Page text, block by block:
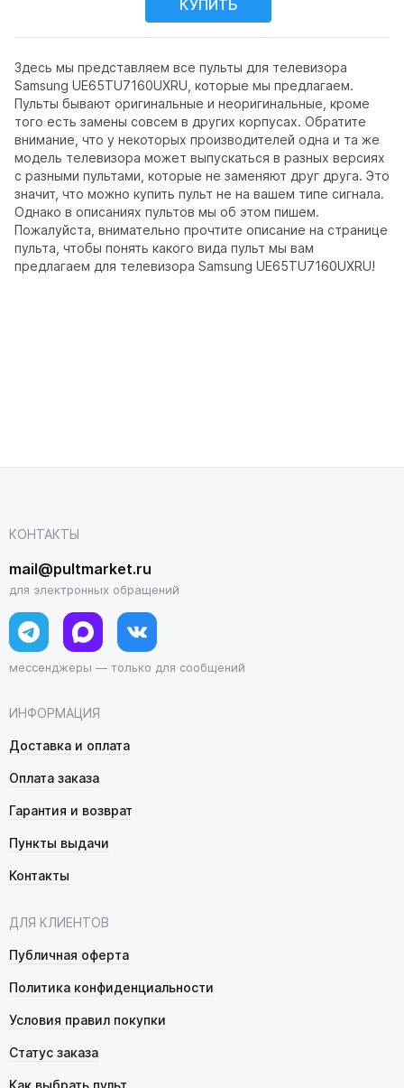
Здесь мы представляем все пульты для телевизора
Samsung UE65TU7160UXRU, которые мы предлагаем.
Пульты бывают оригинальные и неоригинальные, кроме
того есть замены совсем в других корпусах. Обратите
внимание, что у некоторых производителей одна и та же
модель телевизора может выпускаться в разных версиях
с разными пультами, которые не заменяют друг друга. Это
значит, что можно купить пульт не на вашем типе сигнала.
Однако в описаниях пультов мы об этом пишем.
Пожалуйста, внимательно прочтите описание на странице
пульта, чтобы понять какого вида пульт мы вам
предлагаем для телевизора Samsung UE65TU7160UXRU!
ИНФОРМАЦИЯ
Доставка и оплата
Оплата заказа
Гарантия и возврат
Пункты выдачи
Контакты
ДЛЯ КЛИЕНТОВ
Публичная оферта
Политика конфиденциальности
Условия правил покупки
Статус заказа
Как выбрать пульт
КОНТАКТЫ
mail@pultmarket.ru
для электронных обращений
мессенджеры — только для сообщений